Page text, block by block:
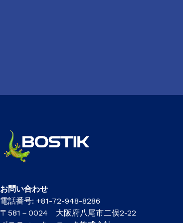
お問い合わせ
電話番号: +81-72-948-8286
〒581－0024 大阪府八尾市二俣2-22